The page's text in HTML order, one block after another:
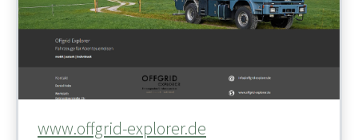
www.offgrid-explorer.de